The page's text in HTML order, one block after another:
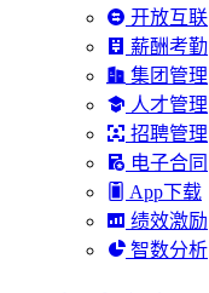
开放互联
薪酬考勤
集团管理
人才管理
招聘管理
电子合同
App下载
绩效激励
智数分析